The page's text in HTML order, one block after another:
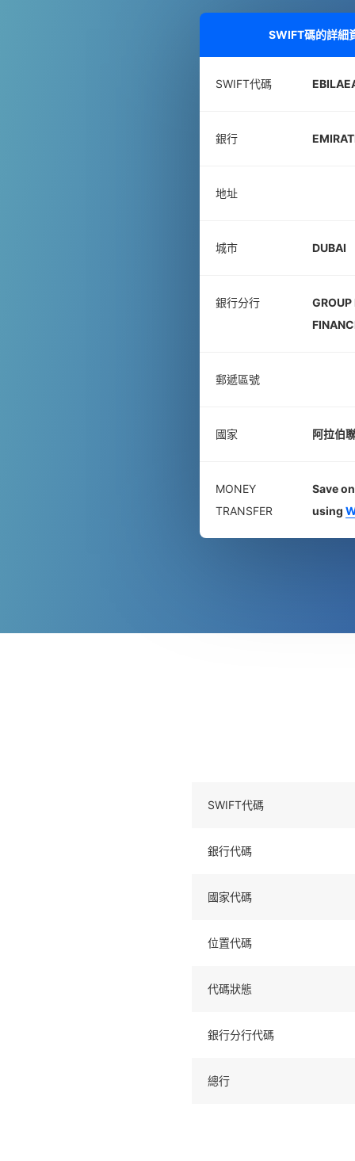
SWIFT碼的詳細
SWIFT代碼
銀行
地址
城市 DUBAI
銀行分行
GROUP
郵遞區號
國家 阿拉伯
MONEY
TRANSFER
Save
using
SWIFT代碼
銀行代碼
國家代碼
位置代碼
代碼狀態
銀行分行代碼
總行